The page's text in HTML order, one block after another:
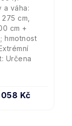
Kč
a váha:
cm,
cm +
hmotnost
Určena